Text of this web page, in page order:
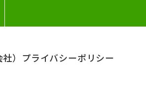
） プライバシーポリシー